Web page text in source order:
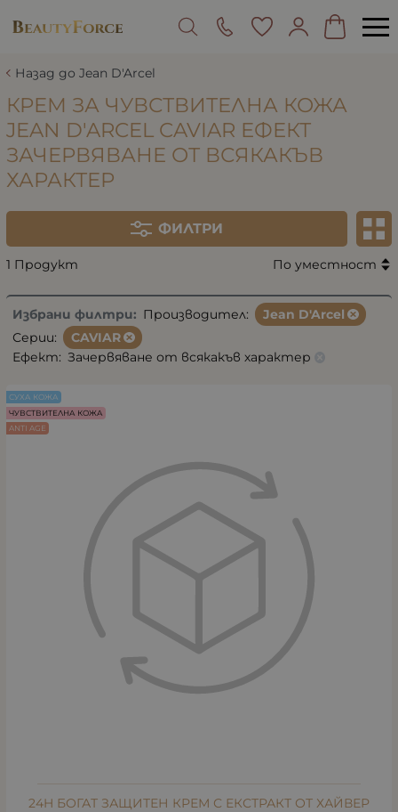
Назад до Jean D'Arcel
КРЕМ ЗА ЧУВСТВИТЕЛНА КОЖА
JEAN D'ARCEL CAVIAR ЕФЕКТ
ЗАЧЕРВЯВАНЕ ОТ ВСЯКАКЪВ
ХАРАКТЕР
ФИЛТРИ
1 Продукт По уместност
Избрани филтри: Производител:
Jean D'Arcel
Серии:
CAVIAR
Ефект: Зачервяване от всякакъв характер
24H БОГАТ ЗАЩИТЕН КРЕМ С ЕКСТРАКТ ОТ ХАЙВЕР
СУХА КОЖА
ЧУВСТВИТЕЛНА КОЖА
ANTI AGE